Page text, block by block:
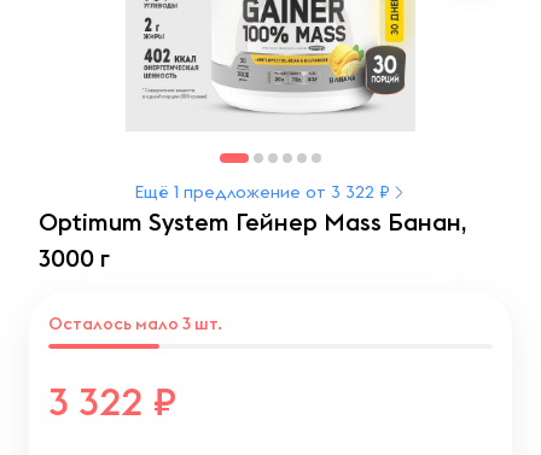
Ещё 1 предложение от 3 322 ₽
Optimum System Гейнер Mass Банан,
3000 г
3 322
Осталось мало 3 шт.